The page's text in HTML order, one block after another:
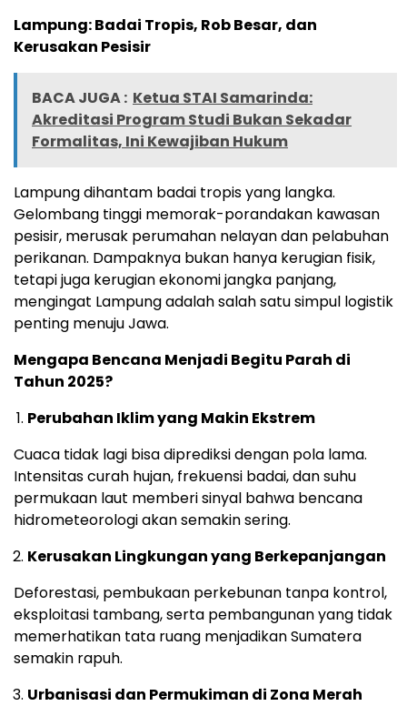
Lampung: Badai Tropis, Rob Besar, dan
Kerusakan Pesisir
BACA JUGA : Ketua STAI Samarinda:
Akreditasi Program Studi Bukan Sekadar
Formalitas, Ini Kewajiban Hukum
Lampung dihantam badai tropis yang langka.
Gelombang tinggi memorak-porandakan kawasan
pesisir, merusak perumahan nelayan dan pelabuhan
perikanan. Dampaknya bukan hanya kerugian fisik,
tetapi juga kerugian ekonomi jangka panjang,
mengingat Lampung adalah salah satu simpul logistik
penting menuju Jawa.
Mengapa Bencana Menjadi Begitu Parah di
Tahun 2025?
Perubahan Iklim yang Makin Ekstrem
Cuaca tidak lagi bisa diprediksi dengan pola lama.
Intensitas curah hujan, frekuensi badai, dan suhu
permukaan laut memberi sinyal bahwa bencana
hidrometeorologi akan semakin sering.
Kerusakan Lingkungan yang Berkepanjangan
Deforestasi, pembukaan perkebunan tanpa kontrol,
eksploitasi tambang, serta pembangunan yang tidak
memerhatikan tata ruang menjadikan Sumatera
semakin rapuh.
Urbanisasi dan Permukiman di Zona Merah